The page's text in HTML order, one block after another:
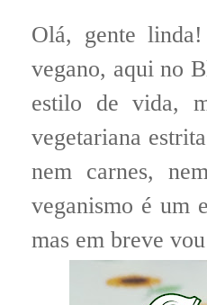
Olá, gente
vegano, aqui no
estilo de vida,
vegetariana
nem carnes,
veganismo é um
mas em breve